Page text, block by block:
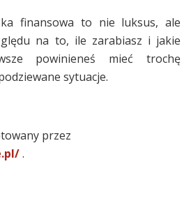
finansowa to nie luksus, ale
na to, ile zarabiasz i jakie
powinieneś mieć trochę
sytuacje.
przez
.